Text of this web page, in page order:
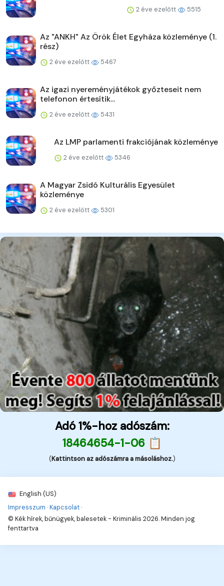
2 éve ezelőtt 5515
Az "ANKH" Az Örök Élet Egyháza közleménye (1.
rész)
2 éve ezelőtt 5467
Az igazi nyereményjátékok győzteseit nem
telefonon értesítik...
2 éve ezelőtt 5431
Az LMP parlamenti frakciójának közleménye
2 éve ezelőtt 5346
A Magyar Zsidó Kulturális Egyesület
közleménye
2 éve ezelőtt 5301
Adó 1%-hoz adószám:
18464654-1-06 📋
(Kattintson az adószámra a másoláshoz.)
English (US)
Impresszum ·Kapcsolat ·
© Kék hírek, bűnügyek, balesetek - Kriminális 2026. Minden jog
fenttartva